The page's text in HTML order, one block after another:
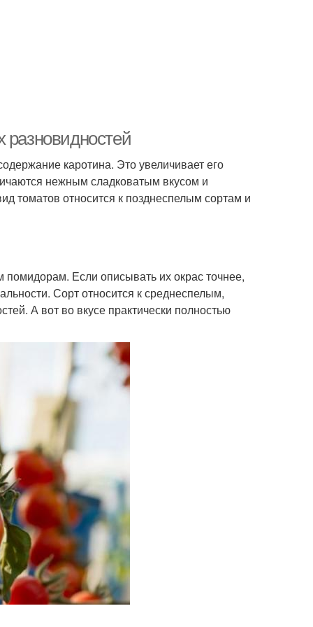
разновидностей
каротина. Это увеличивает его
нежным сладковатым вкусом и
томатов относится к позднеспелым сортам и
Если описывать их окрас точнее,
Сорт относится к среднеспелым,
А вот во вкусе практически полностью